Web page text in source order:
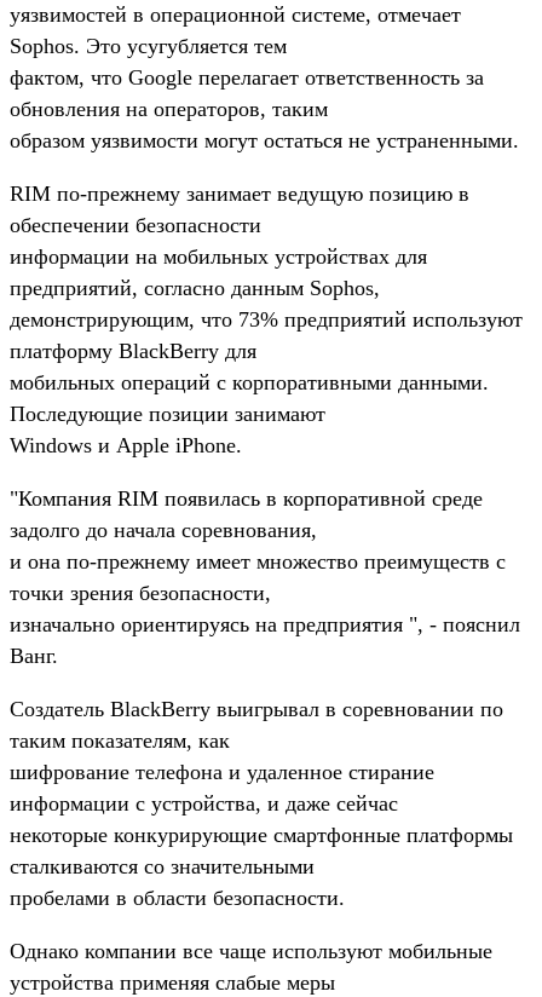
уязвимостей в операционной системе, отмечает
Sophos. Это усугубляется тем
фактом, что Google перелагает ответственность за
обновления на операторов, таким
образом уязвимости могут остаться не устраненными.
RIM по-прежнему занимает ведущую позицию в
обеспечении безопасности
информации на мобильных устройствах для
предприятий, согласно данным Sophos,
демонстрирующим, что 73% предприятий используют
платформу BlackBerry для
мобильных операций с корпоративными данными.
Последующие позиции занимают
Windows и Apple iPhone.
"Компания RIM появилась в корпоративной среде
задолго до начала соревнования,
и она по-прежнему имеет множество преимуществ с
точки зрения безопасности,
изначально ориентируясь на предприятия ", - пояснил
Ванг.
Создатель BlackBerry выигрывал в соревновании по
таким показателям, как
шифрование телефона и удаленное стирание
информации с устройства, и даже сейчас
некоторые конкурирующие смартфонные платформы
сталкиваются со значительными
пробелами в области безопасности.
Однако компании все чаще используют мобильные
устройства применяя слабые меры